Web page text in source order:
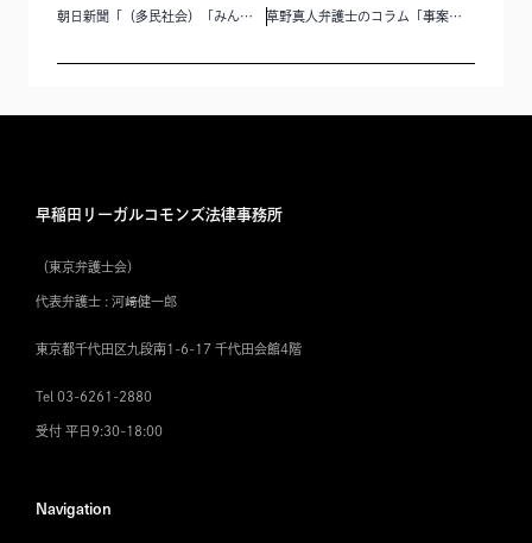
朝日新聞「（多民社会）「みんな同じ」じゃない学校へ」に林純子弁護士のコメントが掲載されました。 草野真人弁護士のコラム「事案の実相に迫るとはどういうことか」を公開いたしました。
早稲田リーガルコモンズ法律事務所
（東京弁護士会）
代表弁護士 : 河﨑健一郎
東京都千代田区九段南1-6-17 千代田会館4階
Tel 03-6261-2880
受付 平日9:30-18:00
Navigation